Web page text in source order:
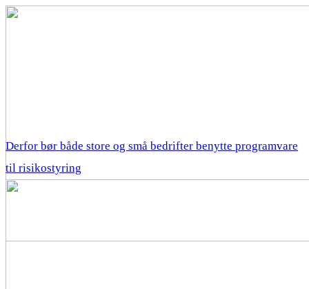
Derfor bør både store og små bedrifter benytte programvare
til risikostyring